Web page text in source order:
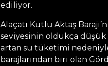
ediliyor.
Alaçatı Kutlu Aktaş
seviyesinin oldukça düşük
artan su tüketimi
barajlarından biri olan